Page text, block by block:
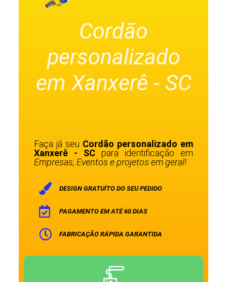
Cordão
personalizado
em Xanxerê - SC
Faça já seu Cordão personalizado em
Xanxerê - SC para identificação em
Empresas, Eventos e projetos em geral!
DESIGN GRATUÍTO DO SEU PEDIDO
PAGAMENTO EM ATÉ 60 DIAS
FABRICAÇÃO RÁPIDA GARANTIDA